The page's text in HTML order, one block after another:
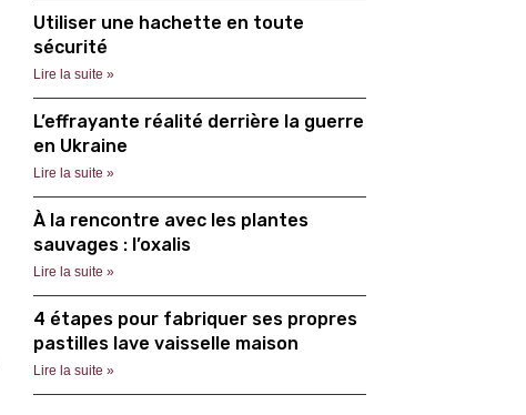
Utiliser une hachette en toute
sécurité
Lire la suite »
L’effrayante réalité derrière la guerre
en Ukraine
Lire la suite »
À la rencontre avec les plantes
sauvages : l’oxalis
Lire la suite »
4 étapes pour fabriquer ses propres
pastilles lave vaisselle maison
Lire la suite »